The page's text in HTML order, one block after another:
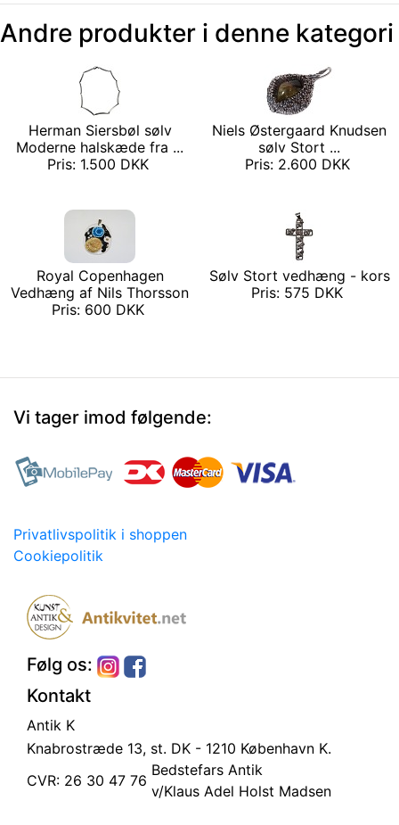
Andre produkter i denne kategori
Herman Siersbøl sølv
Moderne halskæde fra ...
Pris: 1.500 DKK
Niels Østergaard Knudsen
sølv Stort ...
Pris: 2.600 DKK
Royal Copenhagen
Vedhæng af Nils Thorsson
Pris: 600 DKK
Sølv Stort vedhæng - kors
Pris: 575 DKK
Vi tager imod følgende:
Privatlivspolitik i shoppen
Cookiepolitik
Følg os:
Kontakt
Antik K
Knabrostræde 13, st. DK - 1210 København K.
CVR: 26 30 47 76
Bedstefars Antik
v/Klaus Adel Holst Madsen